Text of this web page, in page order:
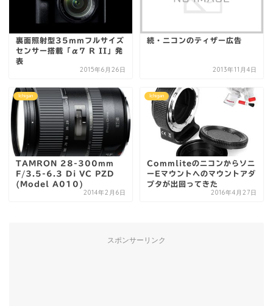
裏面照射型35mmフルサイズ
センサー搭載「α7 R II」発
表
2015年6月26日
続・ニコンのティザー広告
2013年11月4日
Ichigan
TAMRON 28-300mm
F/3.5-6.3 Di VC PZD
(Model A010)
2014年2月6日
Ichigan
Commliteのニコンからソニ
ーEマウントへのマウントアダ
プタが出回ってきた
2016年4月27日
スポンサーリンク